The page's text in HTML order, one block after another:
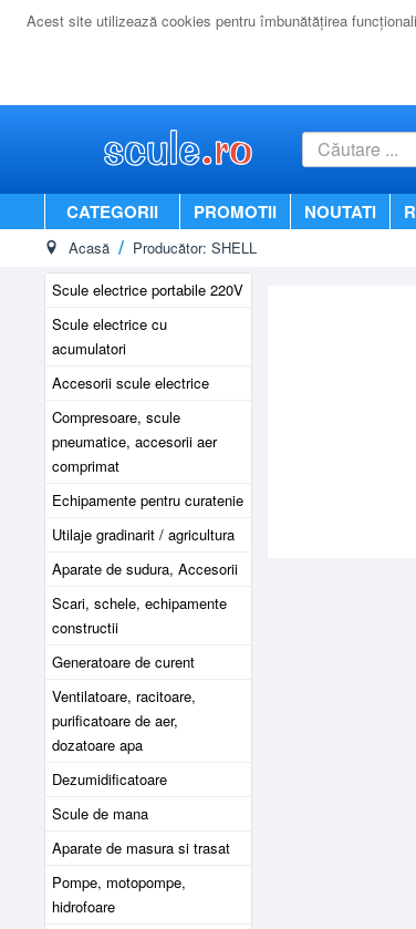
Acest site utilizează cookies pentru îmbunătăţirea
CATEGORII PROMOTII NOUTATI
Acasă
Producător: SHELL
Scule electrice portabile 220V
Scule electrice cu
acumulatori
Accesorii scule electrice
Compresoare, scule
pneumatice, accesorii aer
comprimat
Echipamente pentru curatenie
Utilaje gradinarit / agricultura
Aparate de sudura, Accesorii
Scari, schele, echipamente
constructii
Generatoare de curent
Ventilatoare, racitoare,
purificatoare de aer,
dozatoare apa
Dezumidificatoare
Scule de mana
Aparate de masura si trasat
Pompe, motopompe,
hidrofoare